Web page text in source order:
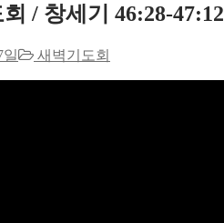
/ 창세기 46:28-47:12
일 새벽기도회